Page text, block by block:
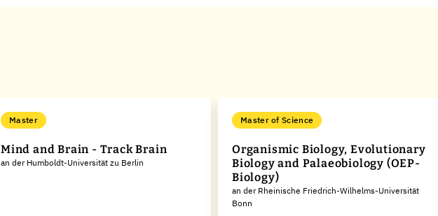
Master
Mind and Brain - Track Brain
an der Humboldt-Universität zu Berlin
Master of Science
Organismic Biology, Evolutionary
Biology and Palaeobiology (OEP-
Biology)
an der Rheinische Friedrich-Wilhelms-Universität
Bonn